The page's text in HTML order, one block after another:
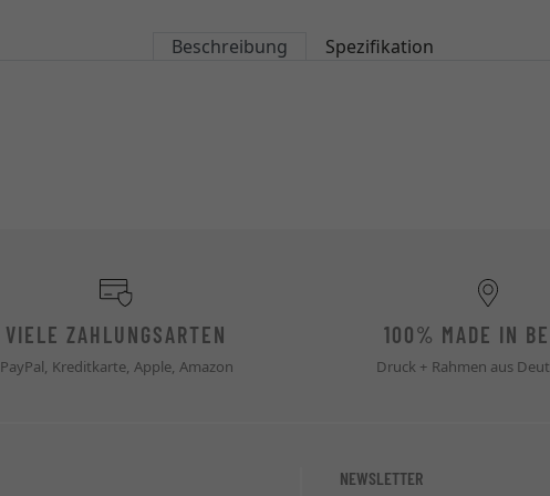
Beschreibung Spezifikation
VIELE ZAHLUNGSARTEN
PayPal, Kreditkarte, Apple, Amazon
100% MADE IN
Druck + Rahmen aus
NEWSLETTER